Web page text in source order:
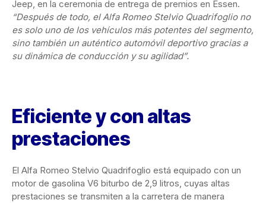
Jeep, en la ceremonia de entrega de premios en Essen.
“Después de todo, el Alfa Romeo Stelvio Quadrifoglio no
es solo uno de los vehículos más potentes del segmento,
sino también un auténtico automóvil deportivo gracias a
su dinámica de conducción y su agilidad”.
Eficiente y con altas
prestaciones
El Alfa Romeo Stelvio Quadrifoglio está equipado con un
motor de gasolina V6 biturbo de 2,9 litros, cuyas altas
prestaciones se transmiten a la carretera de manera